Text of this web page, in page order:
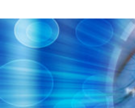
to
contentvinivida.lk